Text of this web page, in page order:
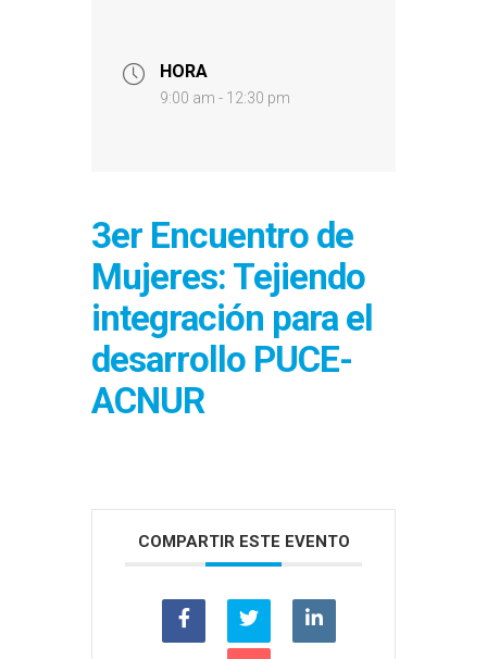
HORA
9:00 am - 12:30 pm
3er Encuentro de
Mujeres: Tejiendo
integración para el
desarrollo PUCE-
ACNUR
COMPARTIR ESTE EVENTO